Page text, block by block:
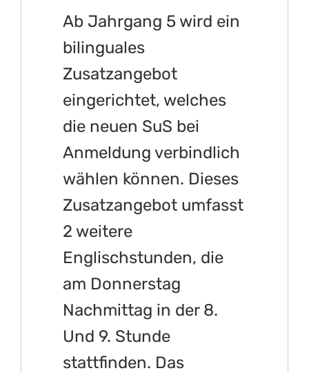
Ab Jahrgang 5 wird ein
bilinguales
Zusatzangebot
eingerichtet, welches
die neuen SuS bei
Anmeldung verbindlich
wählen können. Dieses
Zusatzangebot umfasst
2 weitere
Englischstunden, die
am Donnerstag
Nachmittag in der 8.
Und 9. Stunde
stattfinden. Das